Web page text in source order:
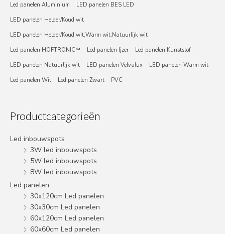
Led panelen Aluminium
LED panelen BES LED
LED panelen Helder/Koud wit
LED panelen Helder/Koud wit;Warm wit;Natuurlijk wit
Led panelen HOFTRONIC™
Led panelen Ijzer
Led panelen Kunststof
LED panelen Natuurlijk wit
LED panelen Velvalux
LED panelen Warm wit
Led panelen Wit
Led panelen Zwart PVC
Productcategorieën
Led inbouwspots
3W led inbouwspots
5W led inbouwspots
8W led inbouwspots
Led panelen
30x120cm Led panelen
30x30cm Led panelen
60x120cm Led panelen
60x60cm Led panelen